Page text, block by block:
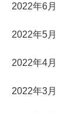
2022年6月
2022年5月
2022年4月
2022年3月